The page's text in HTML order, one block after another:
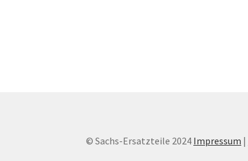
© Sachs-Ersatzteile 2024 Impressum |